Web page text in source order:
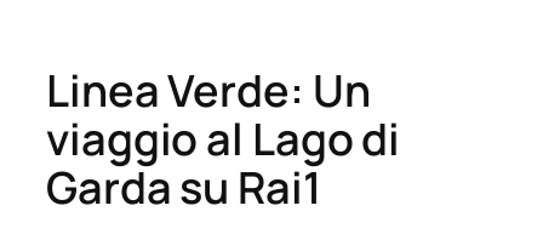
Linea Verde: Un
viaggio al Lago di
Garda su Rai1